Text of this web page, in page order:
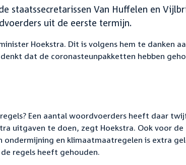
staatssecretarissen Van Huffelen en
uit de eerste termijn.
Hoekstra. Dit is volgens hem te danken
dat de coronasteunpakketten hebben
Een aantal woordvoerders heeft daar
uitgaven te doen, zegt Hoekstra. Ook voor de
en klimaatmaatregelen is extra
regels heeft gehouden.